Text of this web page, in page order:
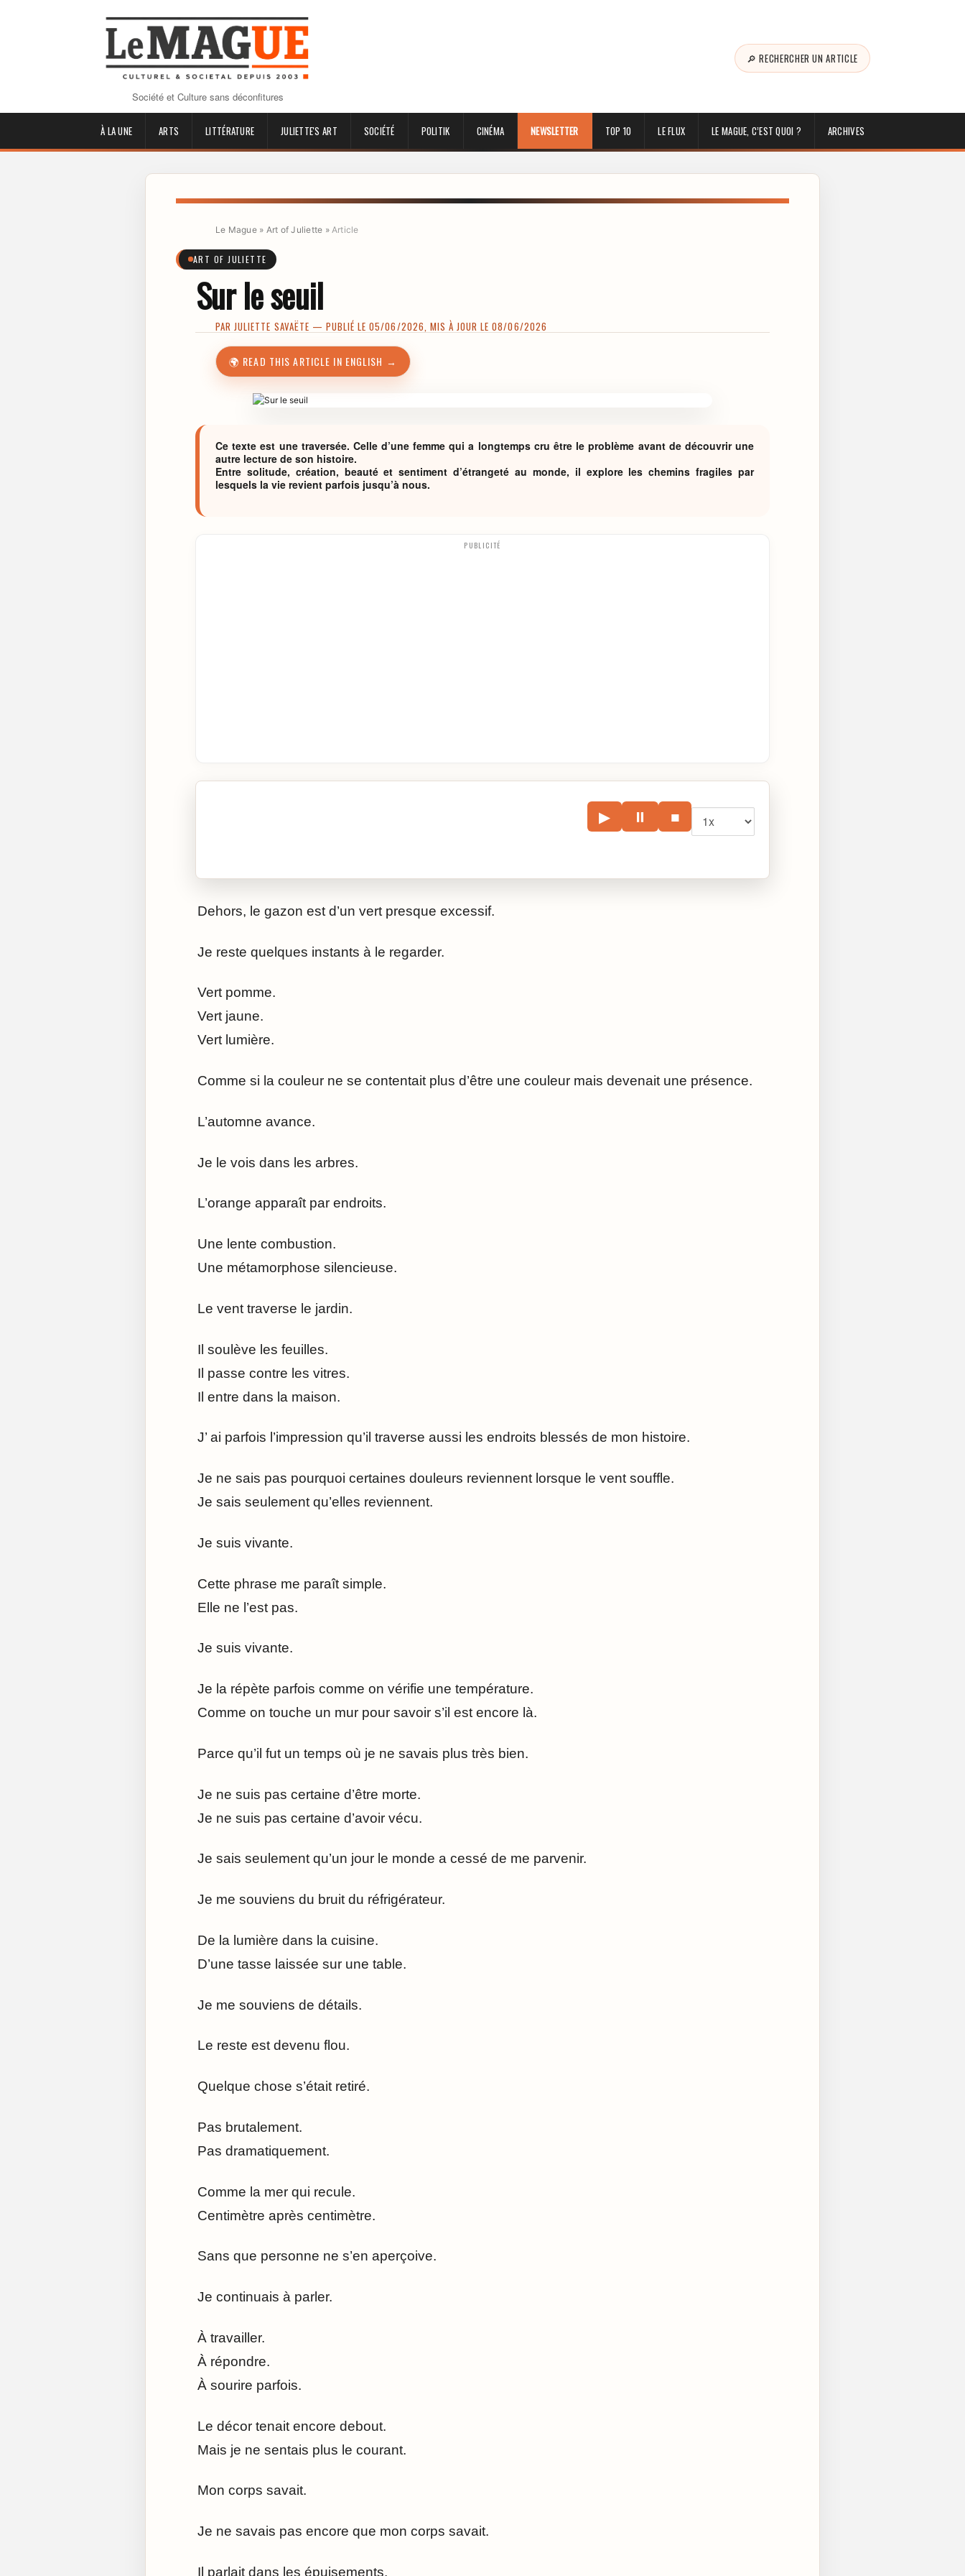
Société et Culture sans déconfitures
🔎 RECHERCHER UN ARTICLE
À LA UNE ARTS LITTÉRATURE JULIETTE'S ART SOCIÉTÉ POLITIK CINÉMA NEWSLETTER TOP 10 LE FLUX LE MAGUE, C’EST QUOI ? ARCHIVES
Le Mague» Art of Juliette » Article
ART OF JULIETTE
Sur le seuil
PARJULIETTE SAVAËTE — PUBLIÉ LE 05/06/2026, MIS À JOUR LE 08/06/2026
🌍 READ THIS ARTICLE IN ENGLISH →
Ce texte est une traversée. Celle d’une femme qui a longtemps cru être le problème avant de découvrir une
autre lecture de son histoire.
Entre solitude, création, beauté et sentiment d’étrangeté au monde, il explore les chemins fragiles par
lesquels la vie revient parfois jusqu’à nous.
PUBLICITÉ
▶ ⏸ ■
Dehors, le gazon est d’un vert presque excessif.
Je reste quelques instants à le regarder.
Vert pomme.
Vert jaune.
Vert lumière.
Comme si la couleur ne se contentait plus d’être une couleur mais devenait une présence.
L’automne avance.
Je le vois dans les arbres.
L’orange apparaît par endroits.
Une lente combustion.
Une métamorphose silencieuse.
Le vent traverse le jardin.
Il soulève les feuilles.
Il passe contre les vitres.
Il entre dans la maison.
J’ ai parfois l’impression qu’il traverse aussi les endroits blessés de mon histoire.
Je ne sais pas pourquoi certaines douleurs reviennent lorsque le vent souffle.
Je sais seulement qu’elles reviennent.
Je suis vivante.
Cette phrase me paraît simple.
Elle ne l’est pas.
Je suis vivante.
Je la répète parfois comme on vérifie une température.
Comme on touche un mur pour savoir s’il est encore là.
Parce qu’il fut un temps où je ne savais plus très bien.
Je ne suis pas certaine d’être morte.
Je ne suis pas certaine d’avoir vécu.
Je sais seulement qu’un jour le monde a cessé de me parvenir.
Je me souviens du bruit du réfrigérateur.
De la lumière dans la cuisine.
D’une tasse laissée sur une table.
Je me souviens de détails.
Le reste est devenu flou.
Quelque chose s’était retiré.
Pas brutalement.
Pas dramatiquement.
Comme la mer qui recule.
Centimètre après centimètre.
Sans que personne ne s’en aperçoive.
Je continuais à parler.
À travailler.
À répondre.
À sourire parfois.
Le décor tenait encore debout.
Mais je ne sentais plus le courant.
Mon corps savait.
Je ne savais pas encore que mon corps savait.
Il parlait dans les épuisements.